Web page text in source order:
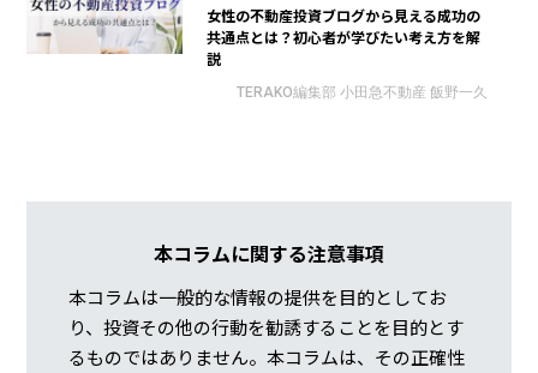
女性の不動産投資ブログから見える成功の
共通点とは？初心者が学びたい考え方を解
説
TERAKO編集部 小田急不動産 飯野一久
本コラムに関する注意事項
本コラムは一般的な情報の提供を目的としてお
り、投資その他の行動を勧誘することを目的とす
るものではありません。本コラムは、その正確性